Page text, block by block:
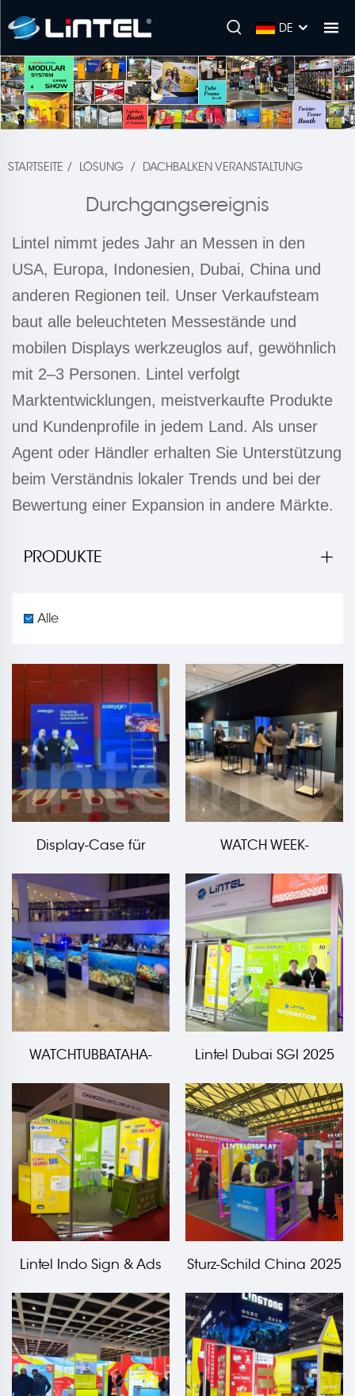
DE
STARTSEITE / LÖSUNG / DACHBALKEN VERANSTALTUNG
Durchgangsereignis
Lintel nimmt jedes Jahr an Messen in den
USA, Europa, Indonesien, Dubai, China und
anderen Regionen teil. Unser Verkaufsteam
baut alle beleuchteten Messestände und
mobilen Displays werkzeuglos auf, gewöhnlich
mit 2–3 Personen. Lintel verfolgt
Marktentwicklungen, meistverkaufte Produkte
und Kundenprofile in jedem Land. Als unser
Agent oder Händler erhalten Sie Unterstützung
beim Verständnis lokaler Trends und bei der
Bewertung einer Expansion in andere Märkte.
PRODUKTE
Alle
Display-Case für
WATCH WEEK-
WATCHTUBBATAHA-
Öffentlichkeit
Lintel Dubai SGI 2025
Lintel Indo Sign & Ads
Veranstaltung
Sturz-Schild China 2025